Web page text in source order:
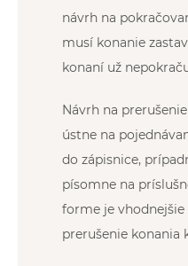
návrh na
musí konanie
konaní už
Návrh na
ústne na
do zápisnice,
písomne na
forme je
prerušenie konania